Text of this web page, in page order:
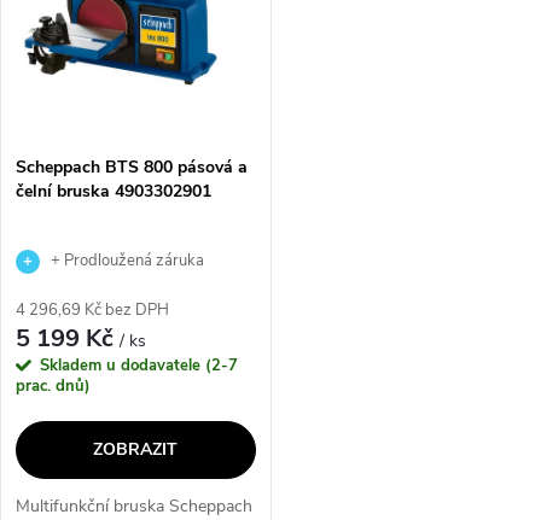
Scheppach BTS 800 pásová a
čelní bruska 4903302901
+ Prodloužená záruka
4 296,69 Kč bez DPH
5 199 Kč/ ks
Skladem u dodavatele (2-7
prac. dnů)
ZOBRAZIT
Multifunkční bruska Scheppach